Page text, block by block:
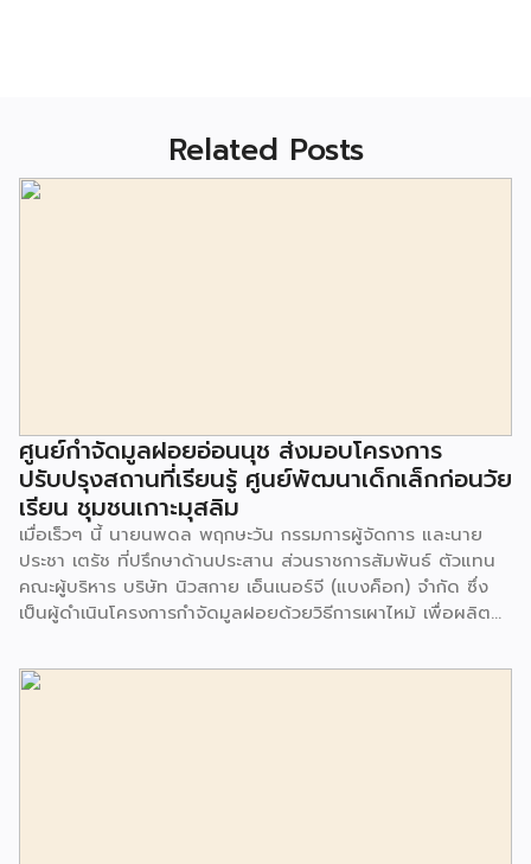
Related Posts
ศูนย์กำจัดมูลฝอยอ่อนนุช ส่งมอบโครงการ
ปรับปรุงสถานที่เรียนรู้ ศูนย์พัฒนาเด็กเล็กก่อนวัย
เรียน ชุมชนเกาะมุสลิม
เมื่อเร็วๆ นี้ นายนพดล พฤกษะวัน กรรมการผู้จัดการ และนาย
ประชา เตรัช ที่ปรึกษาด้านประสาน ส่วนราชการสัมพันธ์ ตัวแทน
คณะผู้บริหาร บริษัท นิวสกาย เอ็นเนอร์จี (แบงค็อก) จํากัด ซึ่ง
เป็นผู้ดำเนินโครงการกำจัดมูลฝอยด้วยวิธีการเผาไหม้ เพื่อผลิต
มูลฝอยอ่อนนุช เป็นประธานในพิธีส่งมอบโครงการปรับปรุงสถาน
ที่เรียนรู้ ศูนย์พัฒนาเด็กเล็ก ก่อนวัยเรียน ชุมชนเกาะมุสลิม แขวง